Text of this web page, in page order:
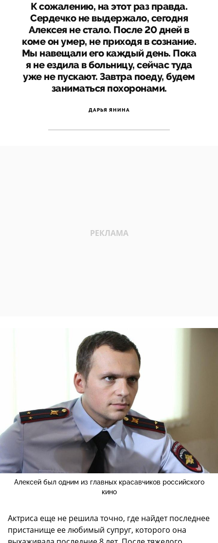
К сожалению, на этот раз правда.
Сердечко не выдержало, сегодня
Алексея не стало. После 20 дней в
коме он умер, не приходя в сознание.
Мы навещали его каждый день. Пока
я не ездила в больницу, сейчас туда
уже не пускают. Завтра поеду, будем
заниматься похоронами.
ДАРЬЯ ЯНИНА
Алексей был одним из главных красавчиков российского
кино
Актриса еще не решила точно, где найдет последнее
пристанище ее любимый супруг, которого она